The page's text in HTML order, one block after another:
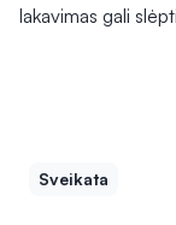
Sveikata